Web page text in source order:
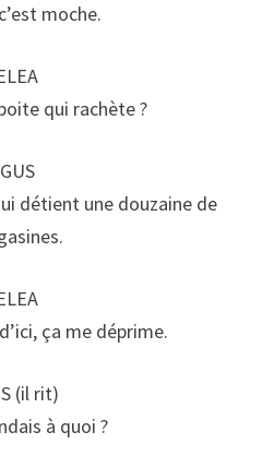
moche.
qui rachète ?
GUS
détient une douzaine de
ça me déprime.
(il rit)
à quoi ?